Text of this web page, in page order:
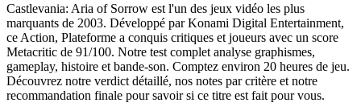
Castlevania: Aria of Sorrow est l'un des jeux vidéo les plus
marquants de 2003. Développé par Konami Digital Entertainment,
ce Action, Plateforme a conquis critiques et joueurs avec un score
Metacritic de 91/100. Notre test complet analyse graphismes,
gameplay, histoire et bande-son. Comptez environ 20 heures de jeu.
Découvrez notre verdict détaillé, nos notes par critère et notre
recommandation finale pour savoir si ce titre est fait pour vous.